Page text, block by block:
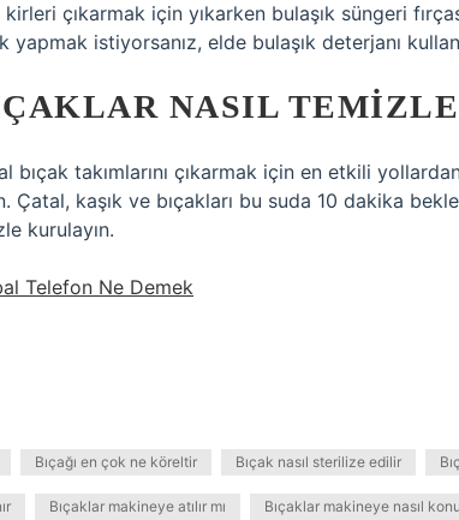
kirleri çıkarmak için yıkarken bulaşık süngeri
yapmak istiyorsanız, elde bulaşık deterjanı
NASIL
bıçak takımlarını çıkarmak için en etkili
Çatal, kaşık ve bıçakları bu suda 10 dakika
kurulayın.
Telefon Ne Demek
Bıçağı en çok ne köreltir Bıçak nasıl sterilize edilir
Bıçaklar makineye atılır mı Bıçaklar makineye nasıl